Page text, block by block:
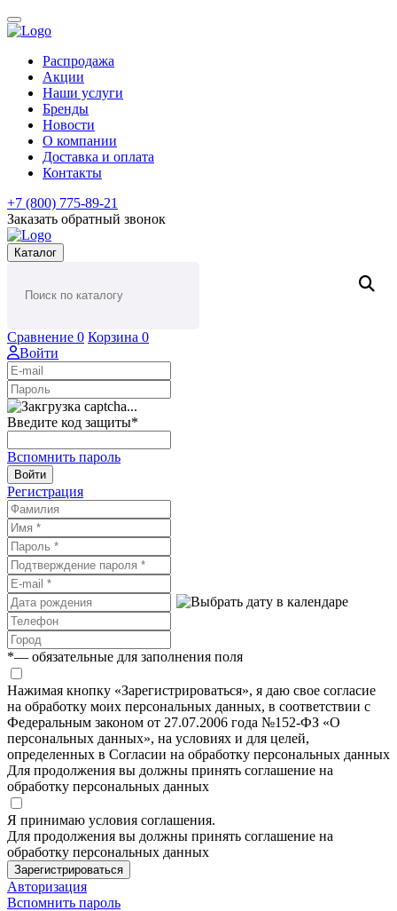
Распродажа
Акции
Наши услуги
Бренды
Новости
О компании
Доставка и оплата
Контакты
+7 (800) 775-89-21
Заказать обратный звонок
Каталог
Сравнение 0 Корзина 0
Войти
Введите код защиты*
Вспомнить пароль
Войти
Регистрация
*— обязательные для заполнения поля
Нажимая кнопку «Зарегистрироваться», я даю свое согласие
на обработку моих персональных данных, в соответствии с
Федеральным законом от 27.07.2006 года №152-ФЗ «О
персональных данных», на условиях и для целей,
определенных в Согласии на обработку персональных данных
Для продолжения вы должны принять соглашение на
обработку персональных данных
Я принимаю условия соглашения.
Для продолжения вы должны принять соглашение на
обработку персональных данных
Зарегистрироваться
Авторизация
Вспомнить пароль